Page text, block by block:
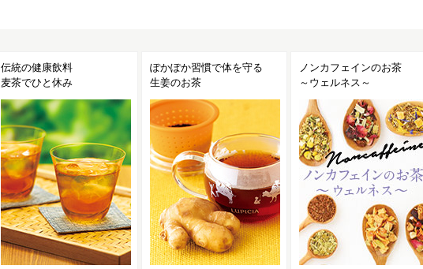
伝統の健康飲料
麦茶でひと休み
ぽかぽか習慣で体を守る
生姜のお茶
ノンカフェインのお茶
～ウェルネス～